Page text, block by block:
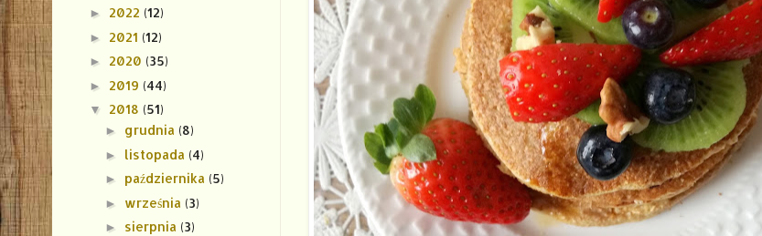
► 2022 (12)
► 2021 (12)
► 2020 (35)
► 2019 (44)
▼ 2018 (51)
► grudnia (8)
► listopada (4)
► października (5)
► września (3)
► sierpnia (3)